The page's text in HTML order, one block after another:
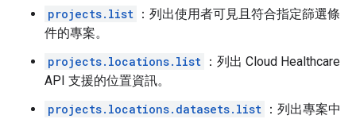
projects.list ：列出使用者可見且符合指定篩選條
件的專案。
projects.locations.list ：列出 Cloud Healthcare
API 支援的位置資訊。
projects.locations.datasets.list ：列出專案中